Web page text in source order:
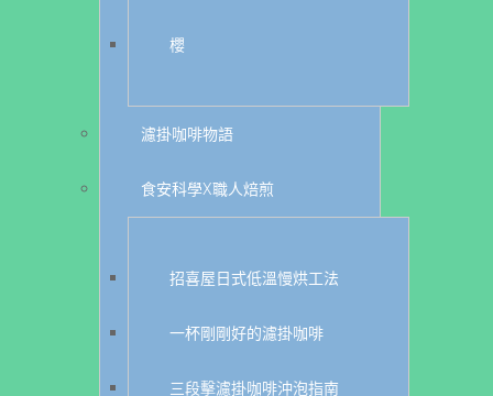
櫻
濾掛咖啡物語
食安科學X職人焙煎
招喜屋日式低溫慢烘工法
一杯剛剛好的濾掛咖啡
三段擊濾掛咖啡沖泡指南